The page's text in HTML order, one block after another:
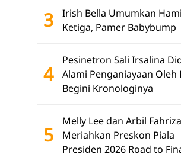
3
Irish Bella Umumkan
Ketiga, Pamer Babybump
4
Pesinetron Sali Irsalina
Alami Penganiayaan Oleh
Begini Kronologinya
5
Melly Lee dan Arbil
Meriahkan Preskon Piala
Presiden 2026 Road to